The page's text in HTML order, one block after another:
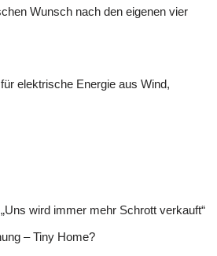
Wunsch nach den eigenen vier
elektrische Energie aus Wind,
wird immer mehr Schrott verkauft“
– Tiny Home?